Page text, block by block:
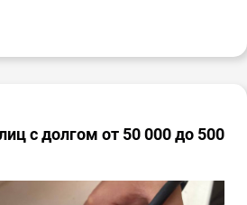
с долгом от 50 000 до 500